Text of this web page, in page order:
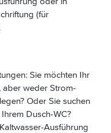
(für
Sie möchten Ihr
aber weder Strom-
Oder Sie suchen
Dusch-WC?
Ausführung